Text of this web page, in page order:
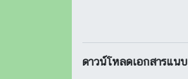
ดาวน์โหลดเอกสารแน